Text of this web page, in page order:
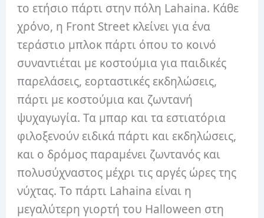
το ετήσιο πάρτι στην πόλη Lahaina. Κάθε
χρόνο, η Front Street κλείνει για ένα
τεράστιο μπλοκ πάρτι όπου το κοινό
συναντιέται με κοστούμια για παιδικές
παρελάσεις, εορταστικές εκδηλώσεις,
πάρτι με κοστούμια και ζωντανή
ψυχαγωγία. Τα μπαρ και τα εστιατόρια
φιλοξενούν ειδικά πάρτι και εκδηλώσεις,
και ο δρόμος παραμένει ζωντανός και
πολυσύχναστος μέχρι τις αργές ώρες της
νύχτας. Το πάρτι Lahaina είναι η
μεγαλύτερη γιορτή του Halloween στη